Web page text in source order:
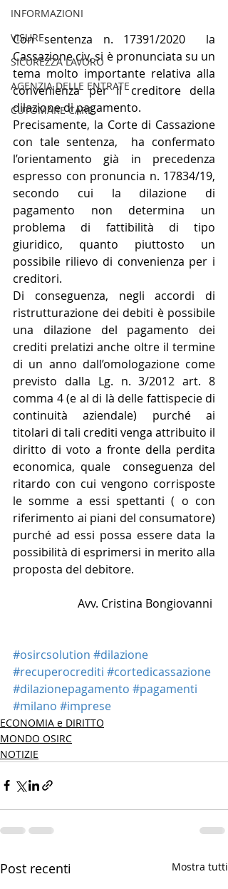
INFORMAZIONI
VISURE
SICUREZZA LAVORO
AGENZIA DELLE ENTRATE
CUTOMARE CARE
Con sentenza n. 17391/2020  la
Cassazione civ, si è pronunciata su un
tema molto importante relativa alla
convenienza per il creditore della
dilazione di pagamento.
Precisamente, la Corte di Cassazione
con tale sentenza,  ha confermato
l’orientamento già in precedenza
espresso con pronuncia n. 17834/19,
secondo cui la dilazione di
pagamento non determina un
problema di fattibilità di tipo
giuridico, quanto piuttosto un
possibile rilievo di convenienza per i
creditori.
Di conseguenza, negli accordi di
ristrutturazione dei debiti è possibile
una dilazione del pagamento dei
crediti prelatizi anche oltre il termine
di un anno dall’omologazione come
previsto dalla Lg. n. 3/2012 art. 8
comma 4 (e al di là delle fattispecie di
continuità aziendale) purché ai
titolari di tali crediti venga attribuito il
diritto di voto a fronte della perdita
economica, quale  conseguenza del
ritardo con cui vengono corrisposte
le somme a essi spettanti ( o con
riferimento ai piani del consumatore)
purché ad essi possa essere data la
possibilità di esprimersi in merito alla
proposta del debitore.
Avv. Cristina Bongiovanni
#osircsolution #dilazione
#recuperocrediti #cortedicassazione
#dilazionepagamento #pagamenti
#milano #imprese
ECONOMIA e DIRITTO
MONDO OSIRC
NOTIZIE
Post recenti Mostra tutti